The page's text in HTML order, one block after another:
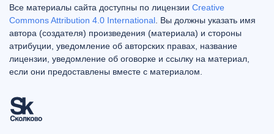
Все материалы сайта доступны по лицензии Creative
Commons Attribution 4.0 International . Вы должны указать имя
автора (создателя) произведения (материала) и стороны
атрибуции, уведомление об авторских правах, название
лицензии, уведомление об оговорке и ссылку на материал,
если они предоставлены вместе с материалом.